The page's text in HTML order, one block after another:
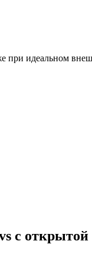
идеальном
с открытой